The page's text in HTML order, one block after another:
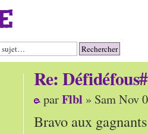
Re:
parFlbl » Sam Nov
Bravo aux